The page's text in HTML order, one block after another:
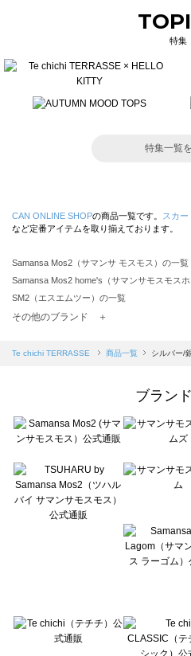
特集
特集一覧
CAN ONLINE SHOPの商品一覧です。 スカー
など定番アイテムを取り揃えております。
Samansa Mos2（サマンサ モスモス）の一覧
Samansa Mos2 home's（サマンサモスモス
SM2（エスエムツー）の一覧
TSUHARU by Samansa Mos2（ツハルバイサ
Samansa Mos2 blue（サマンサモスモス ブル
Te chichi（テチチ）の一覧
Te chichi CLASSIC（テチチ クラシック）の一
Lugnoncure（ルノンキュール）の一覧
BETTY'S BLUE（べティーズブルー）の一覧
Wpc.（ワールドパーティー）の一覧
その他のブランド ＋
Te chichi TERRASSE 商品一覧 シルバー/
ブラン